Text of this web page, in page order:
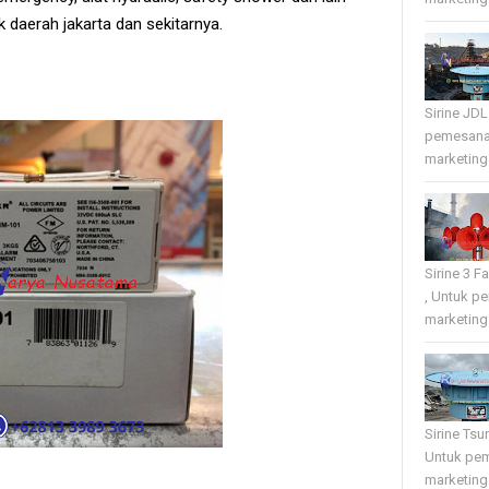
jakarta dan sekitarnya.
Sirine
Sirine 3
, Untuk
Sirine
Untuk